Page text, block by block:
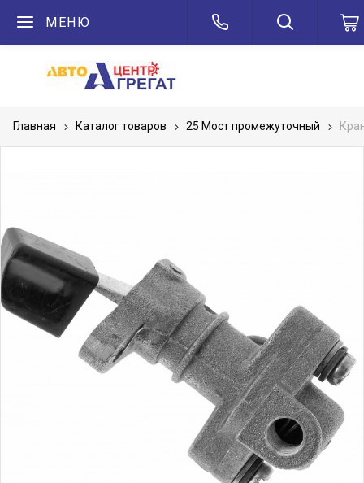
МЕНЮ
Главная Каталог товаров 25 Мост промежуточный